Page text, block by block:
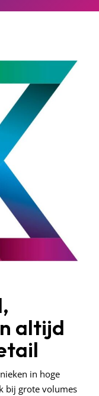
altijd
in hoge
bij grote volumes